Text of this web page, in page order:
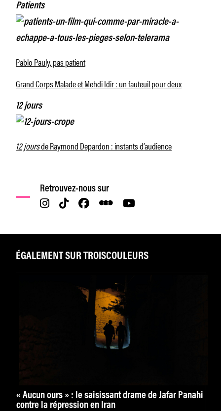
Patients
Pablo Pauly, pas patient
Grand Corps Malade et Mehdi Idir : un fauteuil pour deux
12 jours
12 joursde Raymond Depardon : instants d’audience
Retrouvez-nous sur
ÉGALEMENT SUR TROISCOULEURS
« Aucun ours » : le saisissant drame de Jafar Panahi
contre la répression en Iran